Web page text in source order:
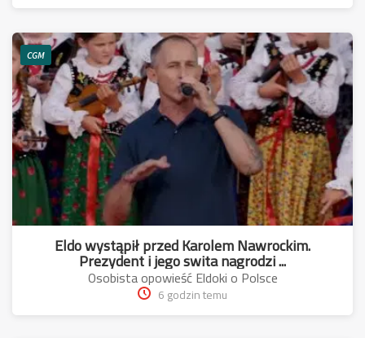
CGM
Eldo wystąpił przed Karolem Nawrockim.
Prezydent i jego swita nagrodzi ...
Osobista opowieść Eldoki o Polsce
6 godzin temu